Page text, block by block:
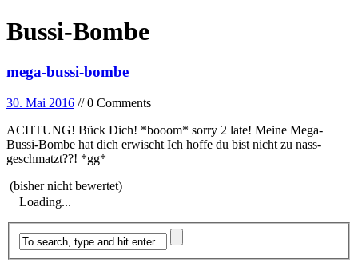
Bussi-Bombe
mega-bussi-bombe
30. Mai 2016 // 0 Comments
ACHTUNG! Bück Dich! *booom* sorry 2 late! Meine Mega-
Bussi-Bombe hat dich erwischt Ich hoffe du bist nicht zu nass-
geschmatzt??! *gg*
(bisher nicht bewertet)
Loading...